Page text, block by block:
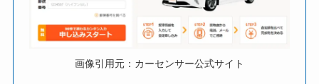
画像引用元：カーセンサー公式サイト